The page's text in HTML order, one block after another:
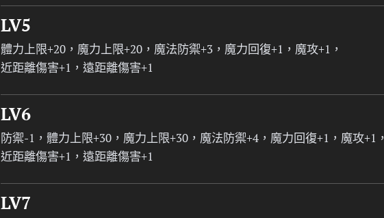
LV5
體力上限+20，魔力上限+20，魔法防禦+3，魔力回復+1，魔攻+1，
近距離傷害+1，遠距離傷害+1
LV6
防禦-1，體力上限+30，魔力上限+30，魔法防禦+4，魔力回復+1，魔攻+1，
近距離傷害+1，遠距離傷害+1
LV7